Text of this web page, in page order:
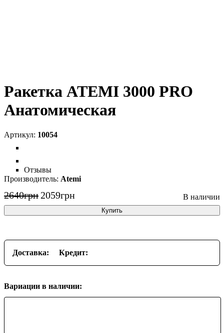
Ракетка ATEMI 3000 PRO
Анатомическая
10054
Отзывы
Atemi
2640грн 2059грн
Купить
Доставка: Кредит:
Вариации в наличии: